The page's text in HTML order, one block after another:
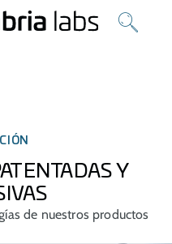
Y
de nuestros productos